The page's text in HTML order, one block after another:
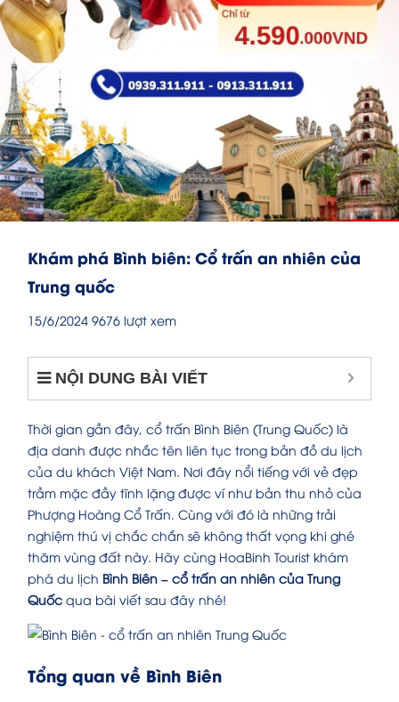
Khám phá Bình biên: Cổ trấn an nhiên của
Trung quốc
15/6/2024 9676 lượt xem
NỘI DUNG BÀI VIẾT
Thời gian gần đây, cổ trấn Bình Biên (Trung Quốc) là
địa danh được nhắc tên liên tục trong bản đồ du lịch
của du khách Việt Nam. Nơi đây nổi tiếng với vẻ đẹp
trầm mặc đầy tĩnh lặng được ví như bản thu nhỏ của
Phượng Hoàng Cổ Trấn. Cùng với đó là những trải
nghiệm thú vị chắc chắn sẽ không thất vọng khi ghé
thăm vùng đất này. Hãy cùng HoaBinh Tourist khám
phá du lịch Bình Biên – cổ trấn an nhiên của Trung
Quốc qua bài viết sau đây nhé!
Tổng quan về Bình Biên